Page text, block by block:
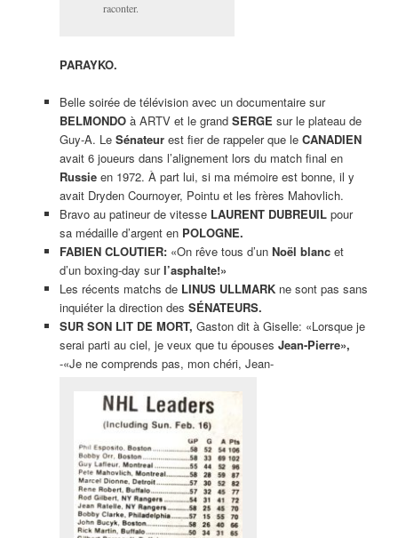
raconter.
PARAYKO.
Belle soirée de télévision avec un documentaire sur
BELMONDOà ARTV et le grand SERGE sur le plateau de
Guy-A. Le Sénateurest fier de rappeler que le CANADIEN
avait 6 joueurs dans l’alignement lors du match final en
Russieen 1972. À part lui, si ma mémoire est bonne, il y
avait Dryden Cournoyer, Pointu et les frères Mahovlich.
Bravo au patineur de vitesse LAURENT DUBREUILpour
sa médaille d’argent en POLOGNE.
FABIEN CLOUTIER:«On rêve tous d’un Noël blancet
d’un boxing-day surl’asphalte!»
Les récents matchs de LINUS ULLMARKne sont pas sans
inquiéter la direction des SÉNATEURS.
SUR SON LIT DE MORT, Gaston dit à Giselle: «Lorsque je
serai parti au ciel, je veux que tu épouses Jean-Pierre»,
-«Je ne comprends pas, mon chéri, Jean-